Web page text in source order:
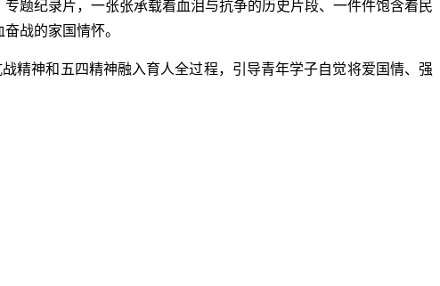
题纪录片，一张张承载着血泪与抗争的历史片段、一件件饱含着民
战的家国情怀。
精神和五四精神融入育人全过程，引导青年学子自觉将爱国情、强